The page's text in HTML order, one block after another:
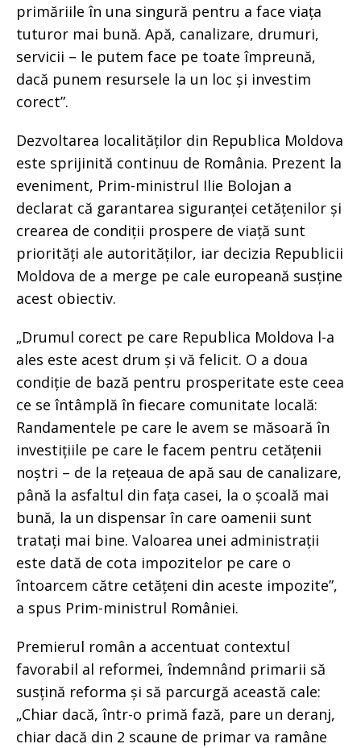
primăriile în una singură pentru a face viața
tuturor mai bună. Apă, canalizare, drumuri,
servicii – le putem face pe toate împreună,
dacă punem resursele la un loc și investim
corect”.
Dezvoltarea localităților din Republica Moldova
este sprijinită continuu de România. Prezent la
eveniment, Prim-ministrul Ilie Bolojan a
declarat că garantarea siguranței cetățenilor și
crearea de condiții prospere de viață sunt
priorități ale autorităților, iar decizia Republicii
Moldova de a merge pe cale europeană susține
acest obiectiv.
„Drumul corect pe care Republica Moldova l-a
ales este acest drum și vă felicit. O a doua
condiție de bază pentru prosperitate este ceea
ce se întâmplă în fiecare comunitate locală:
Randamentele pe care le avem se măsoară în
investițiile pe care le facem pentru cetățenii
noștri – de la rețeaua de apă sau de canalizare,
până la asfaltul din fața casei, la o școală mai
bună, la un dispensar în care oamenii sunt
tratați mai bine. Valoarea unei administrații
este dată de cota impozitelor pe care o
întoarcem către cetățeni din aceste impozite”,
a spus Prim-ministrul României.
Premierul român a accentuat contextul
favorabil al reformei, îndemnând primarii să
susțină reforma și să parcurgă această cale:
„Chiar dacă, într-o primă fază, pare un deranj,
chiar dacă din 2 scaune de primar va ramâne